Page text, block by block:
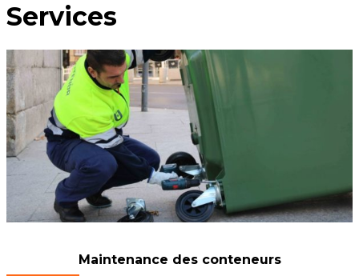
Services
Maintenance des conteneurs